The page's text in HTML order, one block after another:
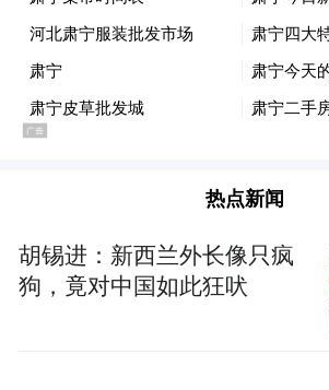
热点新闻
胡锡进：新西兰外长像只疯
狗，竟对中国如此狂吠